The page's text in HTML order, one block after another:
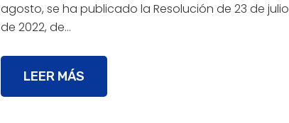
agosto, se ha publicado la Resolución de 23 de julio
de 2022, de…
LEER MÁS